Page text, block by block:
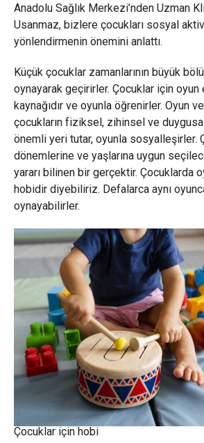
Anadolu Sağlık Merkezi’nden Uzman
Usanmaz, bizlere çocukları sosyal
yönlendirmenin önemini anlattı.
Küçük çocuklar zamanlarının büyük
oynayarak geçirirler. Çocuklar için oyun
kaynağıdır ve oyunla öğrenirler. Oyun
çocukların fiziksel, zihinsel ve
önemli yeri tutar, oyunla sosyalleşirler.
dönemlerine ve yaşlarına uygun
yararı bilinen bir gerçektir. Çocuklarda
hobidir diyebiliriz. Defalarca aynı
oynayabilirler.
Çocuklar için hobi